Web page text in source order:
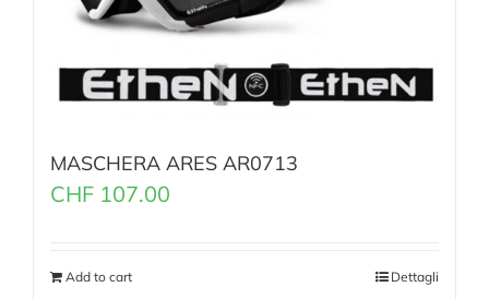
MASCHERA ARES AR0713
CHF 107.00
Add to cart Dettagli